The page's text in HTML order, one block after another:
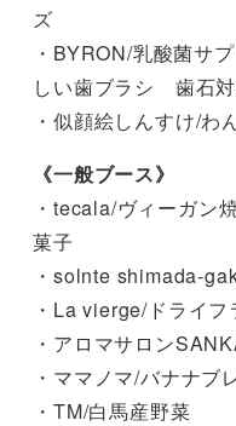
ズ
・BYRON/乳酸菌サ
しい歯ブラシ 歯石
・似顔絵しんすけ/わ
《一般ブース》
・tecala/ヴィーガン
菓子
・solnte shimada-
・La vierge/ドライ
・アロマサロン
・ママノマ/バナナ
・TM/白馬産野菜